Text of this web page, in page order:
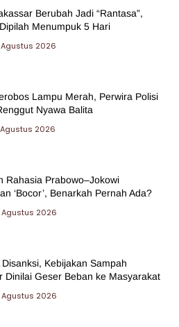
Berubah Jadi “Rantasa”,
Menumpuk 5 Hari
Agustus 2026
Lampu Merah, Perwira Polisi
Nyawa Balita
2026
Rahasia Prabowo–Jokowi
‘Bocor’, Benarkah Pernah Ada?
Agustus 2026
Disanksi, Kebijakan Sampah
Dinilai Geser Beban ke Masyarakat
Agustus 2026